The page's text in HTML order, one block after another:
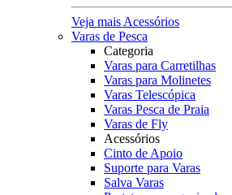
Veja mais Acessórios
Varas de Pesca
Categoria
Varas para Carretilhas
Varas para Molinetes
Varas Telescópica
Varas Pesca de Praia
Varas de Fly
Acessórios
Cinto de Apoio
Suporte para Varas
Salva Varas